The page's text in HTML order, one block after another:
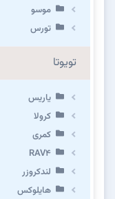
موسو
تورس
تویوتا
یاریس
کرولا
کمری
RAV4
لندکروزر
هایلوکس